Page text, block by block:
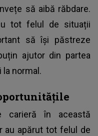
să aibă răbdare.
tot felul de situații
să își păstreze
ajutor din partea
la normal.
carieră în această
au apărut tot felul de